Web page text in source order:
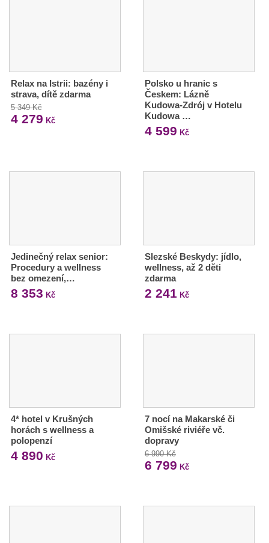
Relax na Istrii: bazény i
strava, dítě zdarma
5 349 Kč
4 279 Kč
Polsko u hranic s
Českem: Lázně
Kudowa-Zdrój v Hotelu
Kudowa …
4 599 Kč
Jedinečný relax senior:
Procedury a wellness
bez omezení,…
8 353 Kč
Slezské Beskydy: jídlo,
wellness, až 2 děti
zdarma
2 241 Kč
4* hotel v Krušných
horách s wellness a
polopenzí
4 890 Kč
7 nocí na Makarské či
Omišské riviéře vč.
dopravy
6 990 Kč
6 799 Kč